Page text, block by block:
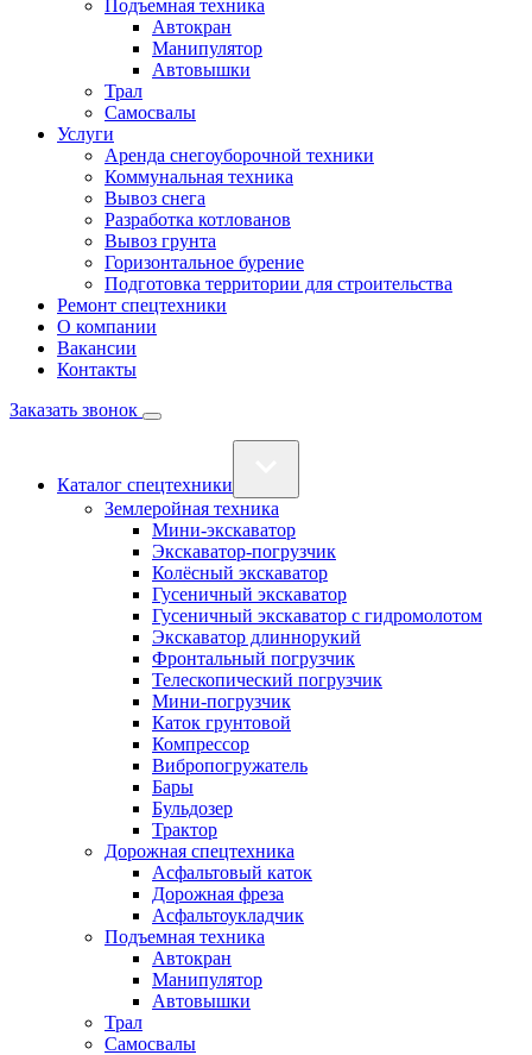
Подъемная техника
Автокран
Манипулятор
Автовышки
Трал
Самосвалы
Услуги
Аренда снегоуборочной техники
Коммунальная техника
Вывоз снега
Разработка котлованов
Вывоз грунта
Горизонтальное бурение
Подготовка территории для строительства
Ремонт спецтехники
О компании
Вакансии
Контакты
Заказать звонок
Каталог спецтехники
Землеройная техника
Мини-экскаватор
Экскаватор-погрузчик
Колёсный экскаватор
Гусеничный экскаватор
Гусеничный экскаватор с гидромолотом
Экскаватор длиннорукий
Фронтальный погрузчик
Телескопический погрузчик
Мини-погрузчик
Каток грунтовой
Компрессор
Вибропогружатель
Бары
Бульдозер
Трактор
Дорожная спецтехника
Асфальтовый каток
Дорожная фреза
Асфальтоукладчик
Подъемная техника
Автокран
Манипулятор
Автовышки
Трал
Самосвалы